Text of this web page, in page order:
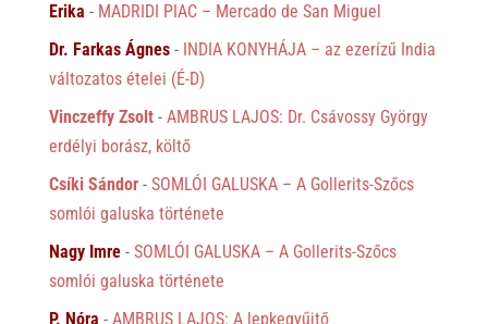
Erika - MADRIDI PIAC – Mercado de San Miguel
Dr. Farkas Ágnes- INDIA KONYHÁJA – az ezerízű India
változatos ételei (É-D)
Vinczeffy Zsolt- AMBRUS LAJOS: Dr. Csávossy György
erdélyi borász, költő
Csíki Sándor- SOMLÓI GALUSKA – A Gollerits-Szőcs
somlói galuska története
Nagy Imre- SOMLÓI GALUSKA – A Gollerits-Szőcs
somlói galuska története
P. Nóra - AMBRUS LAJOS: A lepkegyűjtő